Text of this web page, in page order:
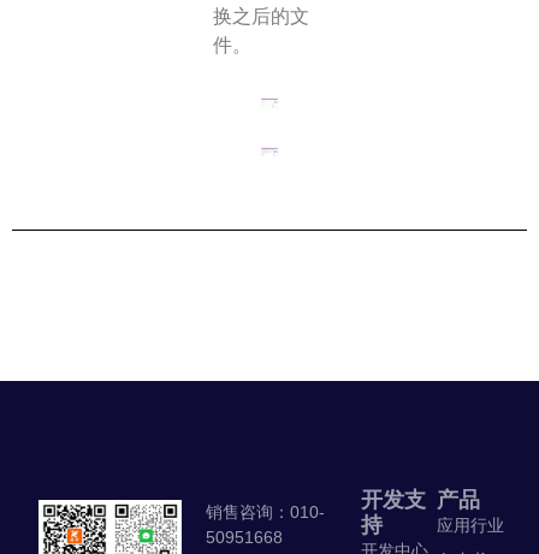
换之后的文
件。
产品
应用行业
开发支
持
销售咨询：010-
50951668